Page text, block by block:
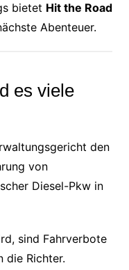
bietet Hit the Road
Abenteuer.
es viele
den
von
Diesel-Pkw in
sind Fahrverbote
die Richter.